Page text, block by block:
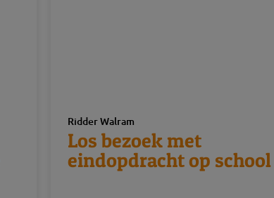
Ridder Walram
Los bezoek met
eindopdracht op school